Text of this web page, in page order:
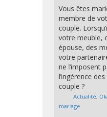
Vous êtes
membre de
couple.
votre meuble,
épouse, des
votre
ne l’imposent
l’ingérence
couple ?
Actualité,
mariage